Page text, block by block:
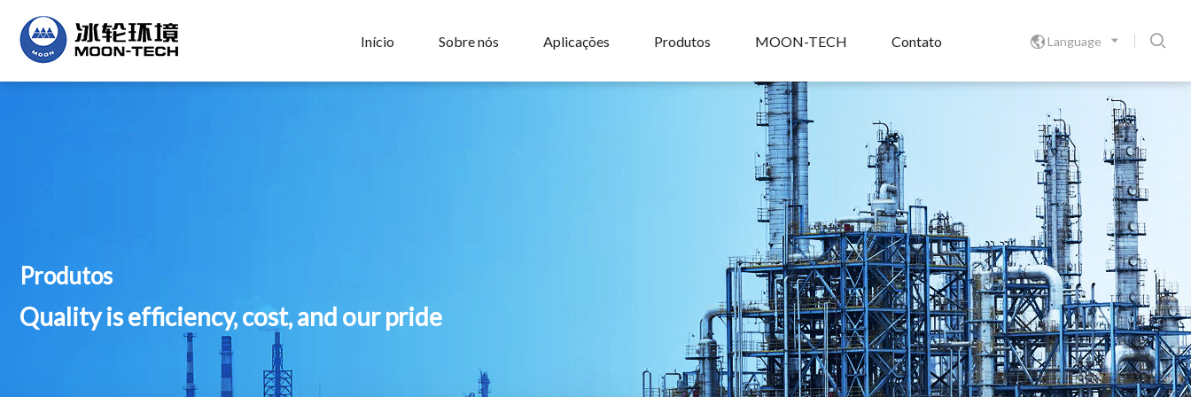

Language 
Início Sobre nós Aplicações Produtos MOON-TECH Contato
Produtos
Quality is efficiency, cost, and our pride